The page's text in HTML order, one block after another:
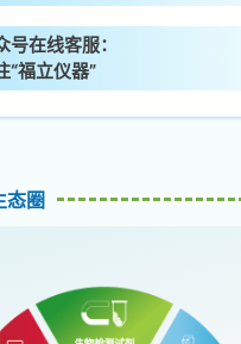
号在线客服：
“福立仪器”
态圈